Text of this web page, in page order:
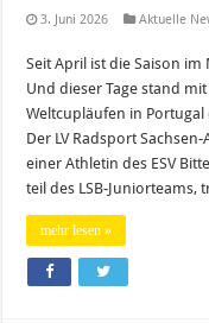
3. Juni 2026 Aktuelle
Seit April ist die Saison
Und dieser Tage stand
Weltcupläufen in
Der LV Radsport
einer Athletin des ESV
teil des LSB-Juniorteams,
mehr lesen »